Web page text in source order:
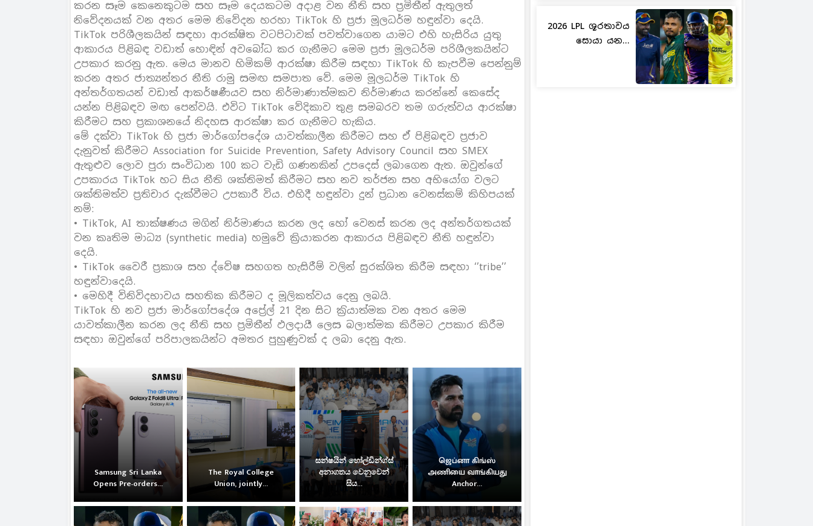
කරන සෑම කෙනෙකුටම සහ සෑම දෙයකටම අදාළ වන නීති සහ ප‍්‍රමිතීන් ඇතුලත්
නිවේදනයක් වන අතර මෙම නිවේදන හරහා TikTok හි ප‍්‍රජා මූලධර්ම හඳුන්වා දෙයි.
TikTok පරිශීලකයින් සඳහා ආරක්ෂිත වටපිටාවක් පවත්වාගෙන යාමට එහි හැසිරිය යුතු
ආකාරය පිළිබඳ වඩාත් හොඳින් අවබෝධ කර ගැනීමට මෙම ප‍්‍රජා මූලධර්ම පරිශීලකයින්ට
උපකාර කරනු ඇත. මෙය මානව හිමිකම් ආරක්ෂා කිරීම සඳහා TikTok හි කැපවීම පෙන්නුම්
කරන අතර ජාත්‍යන්තර නීති රාමු සමඟ සමපාත වේ. මෙම මූලධර්ම TikTok හි
අන්තර්ගතයන් වඩාත් ආකර්ෂණීයව සහ නිර්මාණාත්මකව නිර්මාණය කරන්නේ කෙසේද
යන්න පිළිබඳව මඟ පෙන්වයි. එවිට TikTok වේදිකාව තුළ සමබරව තම ගරුත්වය ආරක්ෂා
කිරීමට සහ ප‍්‍රකාශනයේ නිදහස ආරක්ෂා කර ගැනීමට හැකිය.
මේ දක්වා TikTok හි ප‍්‍රජා මාර්ගෝපදේශ යාවත්කාලීන කිරීමට සහ ඒ පිළිබඳව ප‍්‍රජාව
දැනුවත් කිරීමට Association for Suicide Prevention, Safety Advisory Council සහ SMEX
ඇතුළුව ලොව පුරා සංවිධාන 100 කට වැඩි ගණනකින් උපදෙස් ලබාගෙන ඇත. ඔවුන්ගේ
උපකාරය TikTok හට සිය නීති ශක්තිමත් කිරීමට සහ නව තර්ජන සහ අභියෝග වලට
ශක්තිමත්ව ප‍්‍රතිචාර දැක්වීමට උපකාරී විය. එහිදී හඳුන්වා දුන් ප‍්‍රධාන වෙනස්කම් කිහිපයක්
නම්:
• TikTok, AI තාක්ෂණය මගින් නිර්මාණය කරන ලද හෝ වෙනස් කරන ලද අන්තර්ගතයක්
වන කෘතිම මාධ්‍ය (synthetic media) හමුවේ කි‍්‍රයාකරන ආකාරය පිළිබඳව නීති හඳුන්වා
දෙයි.
• TikTok වෛරී ප‍්‍රකාශ සහ ද්වේෂ සහගත හැසිරීම් වලින් සුරක්ශිත කිරීම සඳහා ‘’tribe’’
හඳුන්වාදෙයි.
• මෙහිදී විනිවිදභාවය සහතික කිරීමට ද මූලිකත්වය දෙනු ලබයි.
TikTok හි නව ප‍්‍රජා මාර්ගෝපදේශ අපේ‍්‍රල් 21 දින සිට ක‍්‍රියාත්මක වන අතර මෙම
යාවත්කාලීන කරන ලද නීති සහ ප‍්‍රමිතීන් ඵලදායී ලෙස බලාත්මක කිරීමට උපකාර කිරීම
සඳහා ඔවුන්ගේ පරිපාලකයින්ට අමතර පුහුණුවක් ද ලබා දෙනු ඇත.
Samsung Sri Lanka
Opens Pre-orders...
The Royal College
Union, jointly...
සන්ෂයින් හෝල්ඩින්ග්ස්
අනාගතය වෙනුවෙන්
සිය...
ஜெப்னா கிங்ஸ்
அணியை வாங்கியது
Anchor...
2026 LPL ශූරතාවය
සොයා යන...